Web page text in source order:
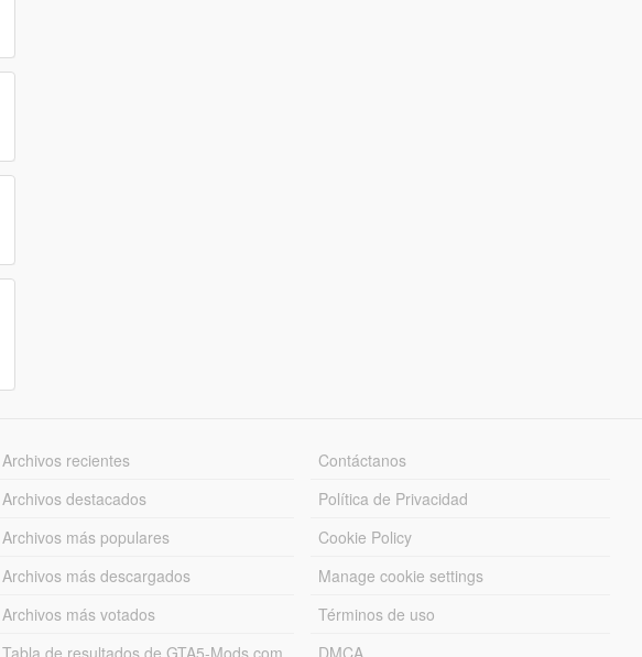
Archivos recientes
Archivos destacados
Archivos más populares
Archivos más descargados
Archivos más votados
Tabla de resultados de GTA5-Mods.com
Contáctanos
Política de Privacidad
Cookie Policy
Manage cookie settings
Términos de uso
DMCA